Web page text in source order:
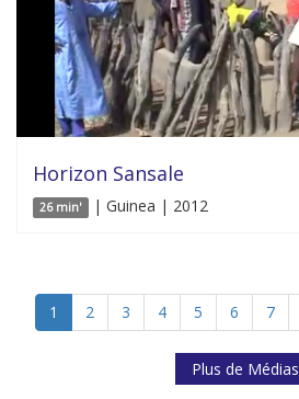
Horizon Sansale
26 min' | Guinea | 2012
1 2 3 4 5 6 7
Plus de Médias